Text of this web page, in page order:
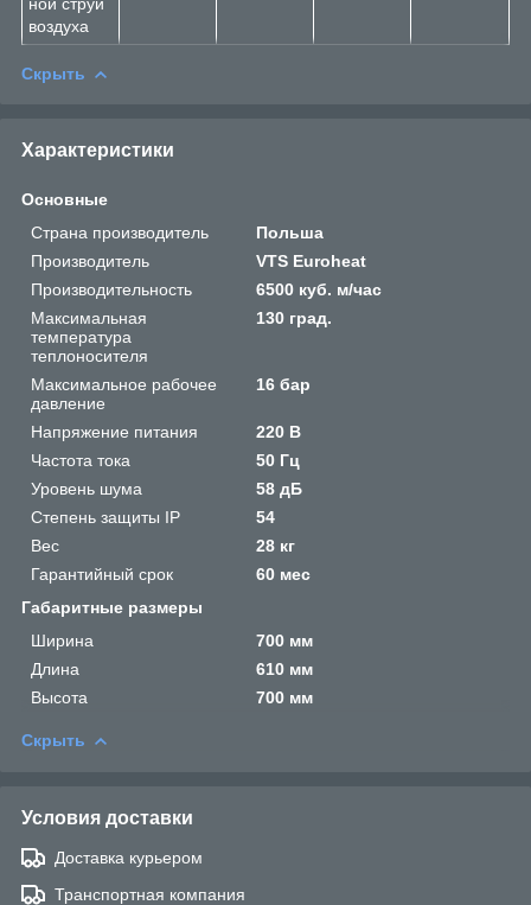
воздуха
Скрыть
Характеристики
Основные
Страна производитель
Польша
Производитель
VTS Euroheat
Производительность
6500 куб. м/час
Максимальная
температура
теплоносителя
130 град.
Максимальное рабочее
давление
16 бар
Напряжение питания
220 В
Частота тока
50 Гц
Уровень шума
58 дБ
Степень защиты IP
54
Вес
28 кг
Гарантийный срок
60 мес
Габаритные размеры
Ширина
700 мм
Длина
610 мм
Высота
700 мм
Скрыть
Условия доставки
Доставка курьером
Транспортная компания